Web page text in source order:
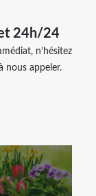
24h/24
n’hésitez
nous appeler.